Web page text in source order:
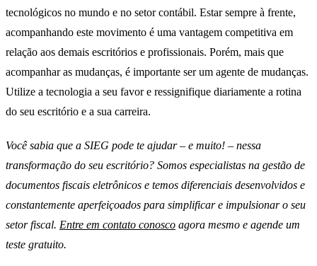
tecnológicos no mundo e no setor contábil. Estar sempre à frente,
acompanhando este movimento é uma vantagem competitiva em
relação aos demais escritórios e profissionais. Porém, mais que
acompanhar as mudanças, é importante ser um agente de mudanças.
Utilize a tecnologia a seu favor e ressignifique diariamente a rotina
do seu escritório e a sua carreira.
Você sabia que a SIEG pode te ajudar – e muito! – nessa
transformação do seu escritório? Somos especialistas na gestão de
documentos fiscais eletrônicos e temos diferenciais desenvolvidos e
constantemente aperfeiçoados para simplificar e impulsionar o seu
setor fiscal. Entre em contato conosco agora mesmo e agende um
teste gratuito.